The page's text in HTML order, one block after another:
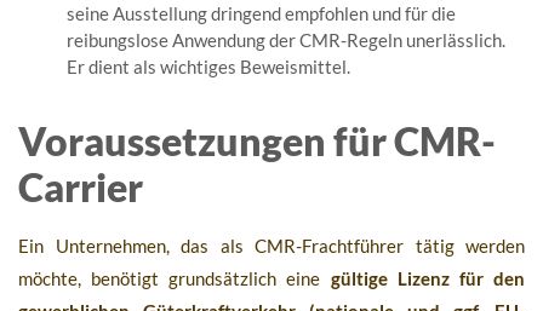
seine Ausstellung dringend empfohlen und für die
reibungslose Anwendung der CMR-Regeln unerlässlich.
Er dient als wichtiges Beweismittel.
Voraussetzungen für CMR-
Carrier
Ein Unternehmen, das als CMR-Frachtführer tätig werden
möchte, benötigt grundsätzlich eine gültige Lizenz für den